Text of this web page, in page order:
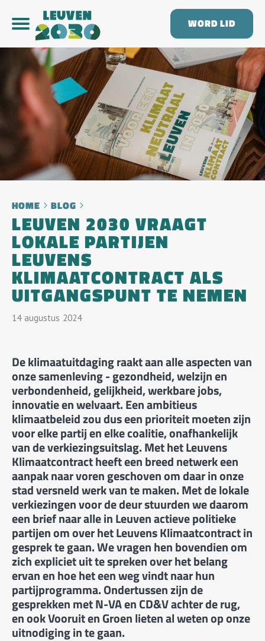
WORD LID
HOME BLOG
LEUVEN 2030 VRAAGT
LOKALE PARTIJEN
LEUVENS
KLIMAATCONTRACT ALS
UITGANGSPUNT TE NEMEN
14 Augustus 2024
De klimaatuitdaging raakt aan alle aspecten van
onze samenleving - gezondheid, welzijn en
verbondenheid, gelijkheid, werkbare jobs,
innovatie en welvaart. Een ambitieus
klimaatbeleid zou dus een prioriteit moeten zijn
voor elke partij en elke coalitie, onafhankelijk
van de verkiezingsuitslag. Met het Leuvens
Klimaatcontract heeft een breed netwerk een
aanpak naar voren geschoven om daar in onze
stad versneld werk van te maken. Met de lokale
verkiezingen voor de deur stuurden we daarom
een brief naar alle in Leuven actieve politieke
partijen om over het Leuvens Klimaatcontract in
gesprek te gaan. We vragen hen bovendien om
zich expliciet uit te spreken over het belang
ervan en hoe het een weg vindt naar hun
partijprogramma. Ondertussen zijn de
gesprekken met N-VA en CD&V achter de rug,
en ook Vooruit en Groen lieten al weten op onze
uitnodiging in te gaan.